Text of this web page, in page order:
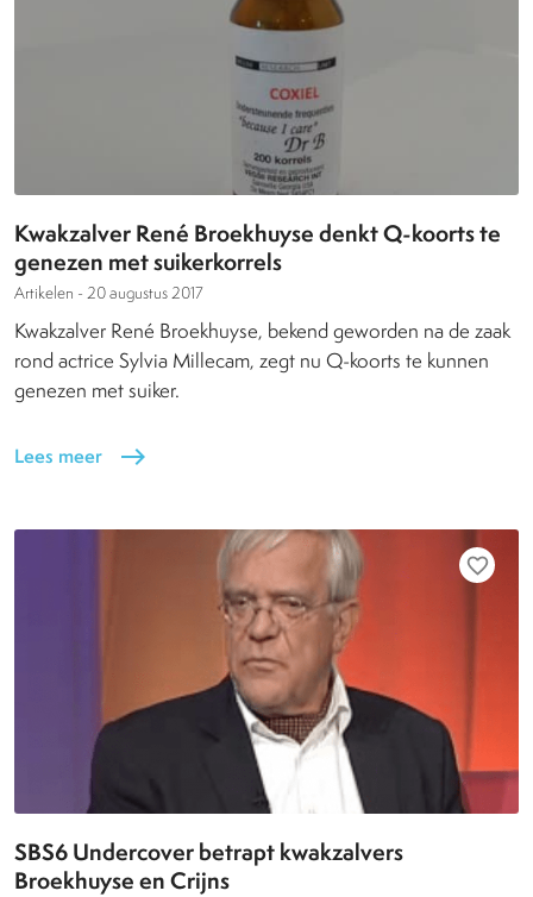
Kwakzalver René Broekhuyse denkt Q-koorts te
genezen met suikerkorrels
Artikelen - 20 augustus 2017
Kwakzalver René Broekhuyse, bekend geworden na de zaak
rond actrice Sylvia Millecam, zegt nu Q-koorts te kunnen
genezen met suiker.
Lees meer east
favorite_border
SBS6 Undercover betrapt kwakzalvers
Broekhuyse en Crijns